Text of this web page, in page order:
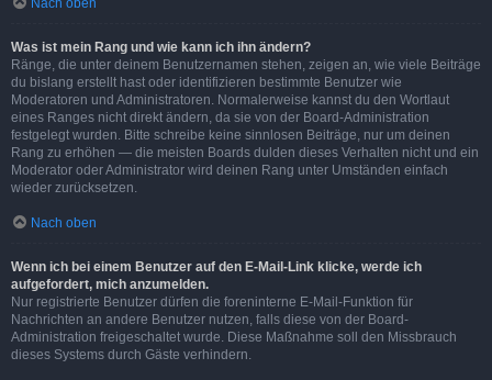
Nach oben
Was ist mein Rang und wie kann ich ihn ändern?
Ränge, die unter deinem Benutzernamen stehen, zeigen an, wie viele Beiträge
du bislang erstellt hast oder identifizieren bestimmte Benutzer wie
Moderatoren und Administratoren. Normalerweise kannst du den Wortlaut
eines Ranges nicht direkt ändern, da sie von der Board-Administration
festgelegt wurden. Bitte schreibe keine sinnlosen Beiträge, nur um deinen
Rang zu erhöhen — die meisten Boards dulden dieses Verhalten nicht und ein
Moderator oder Administrator wird deinen Rang unter Umständen einfach
wieder zurücksetzen.
Nach oben
Wenn ich bei einem Benutzer auf den E-Mail-Link klicke, werde ich
aufgefordert, mich anzumelden.
Nur registrierte Benutzer dürfen die foreninterne E-Mail-Funktion für
Nachrichten an andere Benutzer nutzen, falls diese von der Board-
Administration freigeschaltet wurde. Diese Maßnahme soll den Missbrauch
dieses Systems durch Gäste verhindern.